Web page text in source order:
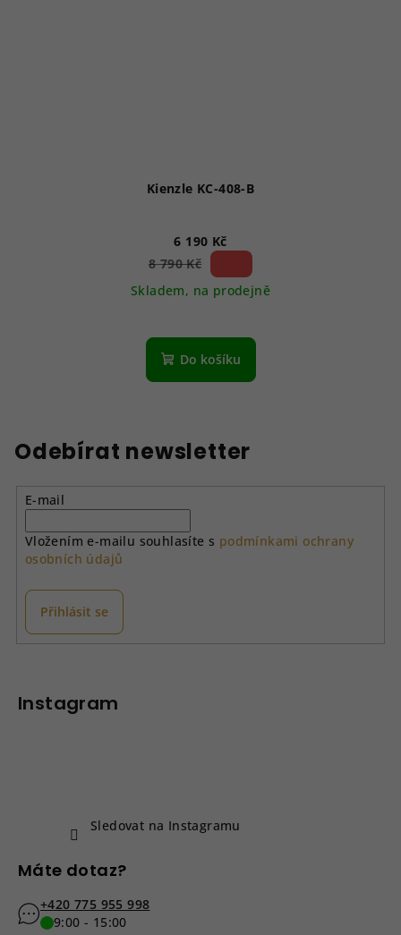
Kienzle KC-408-B
6 190 Kč
8 790 Kč
Skladem, na prodejně
Do košíku
Odebírat newsletter
E-mail
Vložením e-mailu souhlasíte s podmínkami ochrany
osobních údajů
Přihlásit se
Instagram
Sledovat na Instagramu
Máte dotaz?
+420 775 955 998
9:00 - 15:00